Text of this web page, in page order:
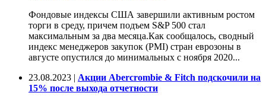
Фондовые индексы США завершили активным ростом
торги в среду, причем подъем S&P 500 стал
максимальным за два месяца.Как сообщалось, сводный
индекс менеджеров закупок (PMI) стран еврозоны в
августе опустился до минимальных с ноября 2020...
23.08.2023 | Акции Abercrombie & Fitch подскочили на
15% после выхода отчетности